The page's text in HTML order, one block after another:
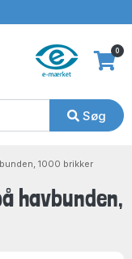
Søg
0
1000 brikker
havbunden,